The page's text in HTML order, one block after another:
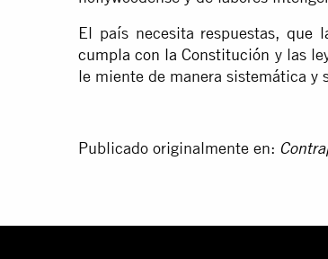
El país necesita respuestas,que
cumpla con la Constitución y las
le miente de manera sistemática y
Publicado originalmente en: